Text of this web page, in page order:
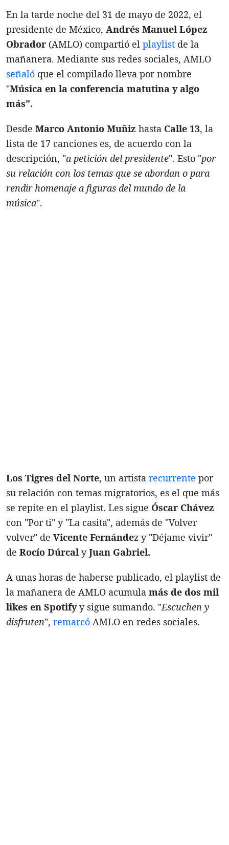
En la tarde noche del 31 de mayo de 2022, el
presidente de México, Andrés Manuel López
Obrador (AMLO) compartió el playlist de la
mañanera. Mediante sus redes sociales, AMLO
señaló que el compilado lleva por nombre
"Música en la conferencia matutina y algo
más".
Desde Marco Antonio Muñiz hasta Calle 13, la
lista de 17 canciones es, de acuerdo con la
descripción, "a petición del presidente". Esto "por
su relación con los temas que se abordan o para
rendir homenaje a figuras del mundo de la
música".
Los Tigres del Norte, un artista recurrente por
su relación con temas migratorios, es el que más
se repite en el playlist. Les sigue Óscar Chávez
con "Por ti" y "La casita", además de "Volver
volver" de Vicente Fernández y "Déjame vivir"
de Rocío Dúrcal yJuan Gabriel.
A unas horas de haberse publicado, el playlist de
la mañanera de AMLO acumula más de dos mil
likes en Spotifyy sigue sumando. "Escuchen y
disfruten", remarcó AMLO en redes sociales.